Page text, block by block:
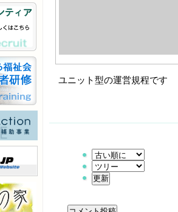
ユニット型の運営規程です